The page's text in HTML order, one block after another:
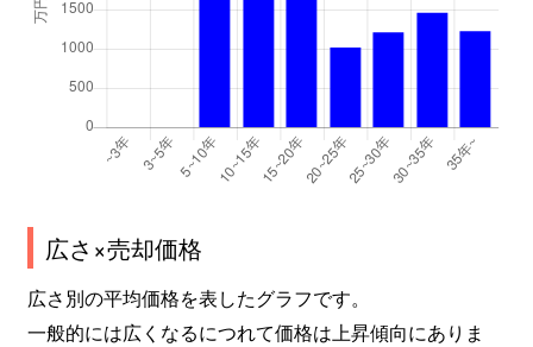
広さ×売却価格
広さ別の平均価格を表したグラフです。
一般的には広くなるにつれて価格は上昇傾向にありま